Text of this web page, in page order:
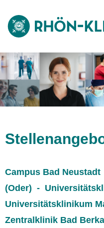
Stellenangebote
Bewerbungstipps
Campus Bad
(Oder) -
Universitätsklinikum
Zentralklinik Bad Berka